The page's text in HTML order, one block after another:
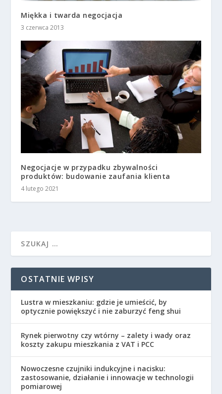
Miękka i twarda negocjacja
3 czerwca 2013
Negocjacje w przypadku zbywalności
produktów: budowanie zaufania klienta
4 lutego 2021
OSTATNIE WPISY
Lustra w mieszkaniu: gdzie je umieścić, by
optycznie powiększyć i nie zaburzyć feng shui
Rynek pierwotny czy wtórny – zalety i wady oraz
koszty zakupu mieszkania z VAT i PCC
Nowoczesne czujniki indukcyjne i nacisku:
zastosowanie, działanie i innowacje w technologii
pomiarowej